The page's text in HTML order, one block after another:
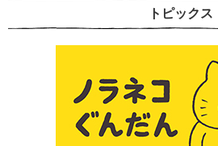
トピックス